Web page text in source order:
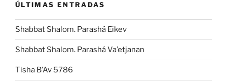
ÚLTIMAS ENTRADAS
Shabbat Shalom. Parashá Eikev
Shabbat Shalom. Parashá Va’etjanan
Tisha B’Av 5786